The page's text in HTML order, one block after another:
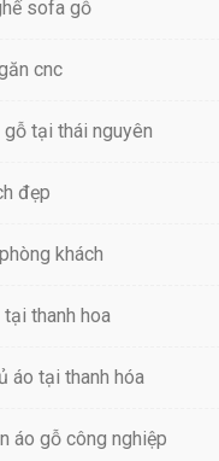
sofa gỗ
cnc
gỗ tại thái nguyên
đẹp
khách
thanh hoa
áo tại thanh hóa
áo gỗ công nghiệp